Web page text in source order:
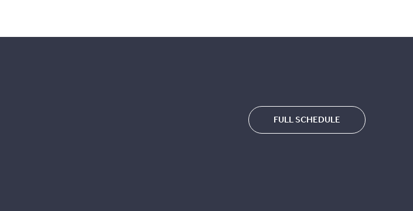
FULL SCHEDULE